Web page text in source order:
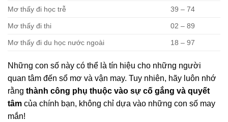
Mơ thấy đi học trễ 39 – 74
Mơ thấy đi thi 02 – 89
Mơ thấy đi du học nước ngoài 18 – 97
Những con số này có thể là tín hiệu cho những người
quan tâm đến sổ mơ và vận may. Tuy nhiên, hãy luôn nhớ
rằng thành công phụ thuộc vào sự cố gắng và quyết
tâm của chính bạn, không chỉ dựa vào những con số may
mắn!